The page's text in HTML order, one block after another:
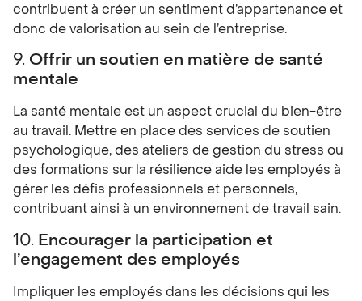
contribuent à créer un sentiment d’appartenance et
donc de valorisation au sein de l’entreprise.
9. Offrir un soutien en matière de santé
mentale
La santé mentale est un aspect crucial du bien-être
au travail. Mettre en place des services de soutien
psychologique, des ateliers de gestion du stress ou
des formations sur la résilience aide les employés à
gérer les défis professionnels et personnels,
contribuant ainsi à un environnement de travail sain.
10. Encourager la participation et
l’engagement des employés
Impliquer les employés dans les décisions qui les